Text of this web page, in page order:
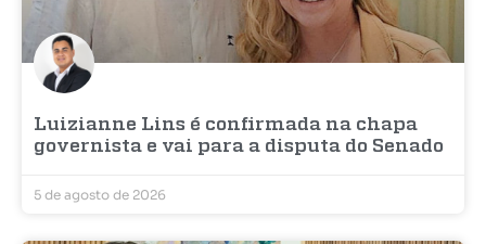
Luizianne Lins é confirmada na chapa
governista e vai para a disputa do Senado
5 de agosto de 2026